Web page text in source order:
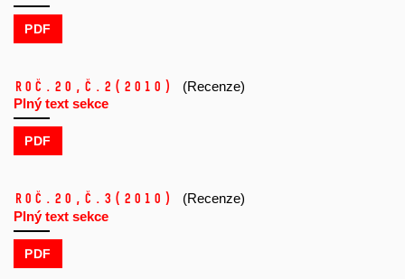
PDF
Roč.20, č.2 (2010)
(Recenze)
Plný text sekce
PDF
Roč.20, č.3 (2010)
(Recenze)
Plný text sekce
PDF